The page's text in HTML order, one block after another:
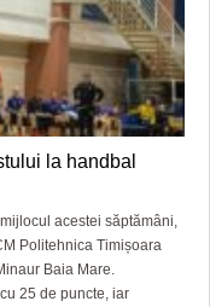
la handbal
acestei săptămâni,
Politehnica Timișoara
Baia Mare.
25 de puncte, iar